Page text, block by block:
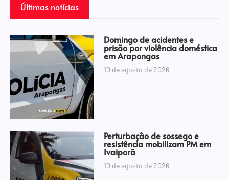
Últimas notícias
Domingo de acidentes e
prisão por violência doméstica
em Arapongas
10 de agosto de 2026
Perturbação de sossego e
resistência mobilizam PM em
Ivaiporã
10 de agosto de 2026